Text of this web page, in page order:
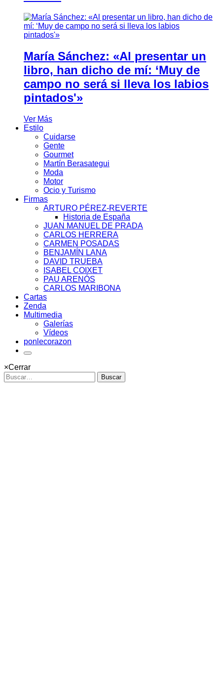
María Sánchez: «Al presentar un
libro, han dicho de mí: ‘Muy de
campo no será si lleva los labios
pintados'»
Ver Más
Estilo
Cuidarse
Gente
Gourmet
Martín Berasategui
Moda
Motor
Ocio y Turismo
Firmas
ARTURO PÉREZ-REVERTE
Historia de España
JUAN MANUEL DE PRADA
CARLOS HERRERA
CARMEN POSADAS
BENJAMÍN LANA
DAVID TRUEBA
ISABEL COIXET
PAU ARENÓS
CARLOS MARIBONA
Cartas
Zenda
Multimedia
Galerías
Vídeos
ponlecorazon
×Cerrar
Buscar